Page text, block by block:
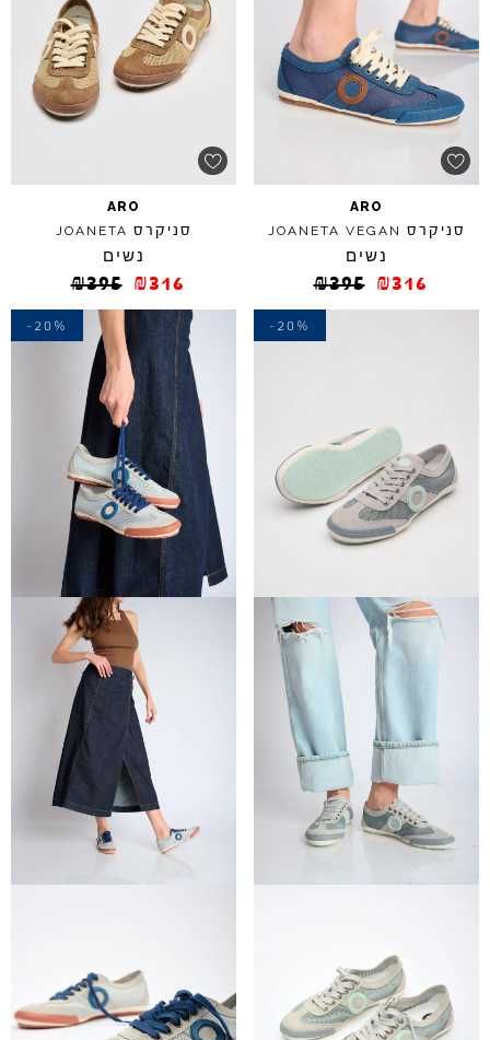
ARO
סניקרס JOANETA VEGAN
נשים
₪395 ₪316
ARO
סניקרס JOANETA
נשים
₪395 ₪316
-20%
-20%